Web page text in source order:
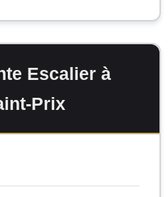
Escalier à
Prix